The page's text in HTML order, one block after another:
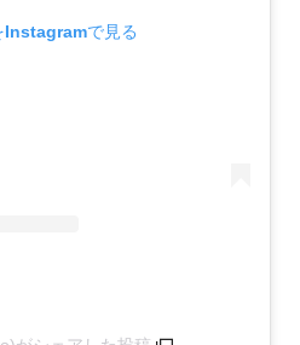
Instagramで見る